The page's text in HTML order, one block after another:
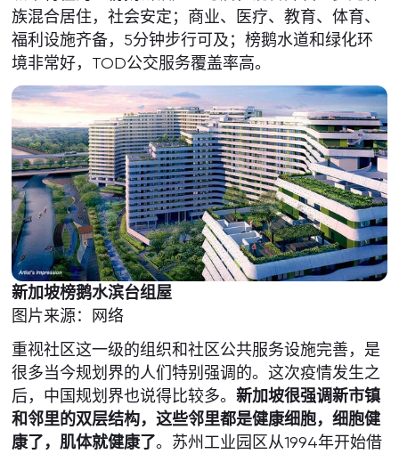
族混合居住，社会安定；商业、医疗、教育、体育、
福利设施齐备，5分钟步行可及；榜鹅水道和绿化环
境非常好，TOD公交服务覆盖率高。
新加坡榜鹅水滨台组屋
图片来源：网络
重视社区这一级的组织和社区公共服务设施完善，是
很多当今规划界的人们特别强调的。这次疫情发生之
后，中国规划界也说得比较多。新加坡很强调新市镇
和邻里的双层结构，这些邻里都是健康细胞，细胞健
康了，肌体就健康了。苏州工业园区从1994年开始借